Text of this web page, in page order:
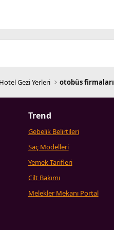
Gezi Yerleri otobüs firmaları
Trend
Gebelik Belirtileri
Saç Modelleri
Yemek Tarifleri
Cilt Bakımı
Melekler Mekanı Portal